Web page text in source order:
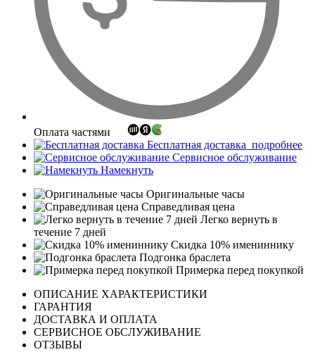
Оплата частями
Бесплатная доставка подробнее
Сервисное обслуживание
Намекнуть
Оригинальные часы
Справедливая цена
Легко вернуть в
течение 7 дней
Скидка 10% имениннику
Подгонка браслета
Примерка перед покупкой
ОПИСАНИЕ ХАРАКТЕРИСТИКИ
ГАРАНТИЯ
ДОСТАВКА И ОПЛАТА
СЕРВИСНОЕ ОБСЛУЖИВАНИЕ
ОТЗЫВЫ